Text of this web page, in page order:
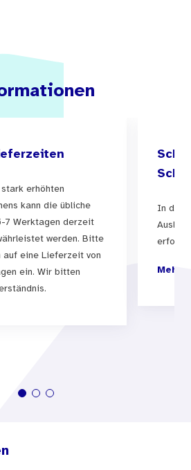
erhöhten
kann die übliche
7 Werktagen derzeit
werden. Bitte
auf eine Lieferzeit von
ein. Wir bitten
In der
Mehr